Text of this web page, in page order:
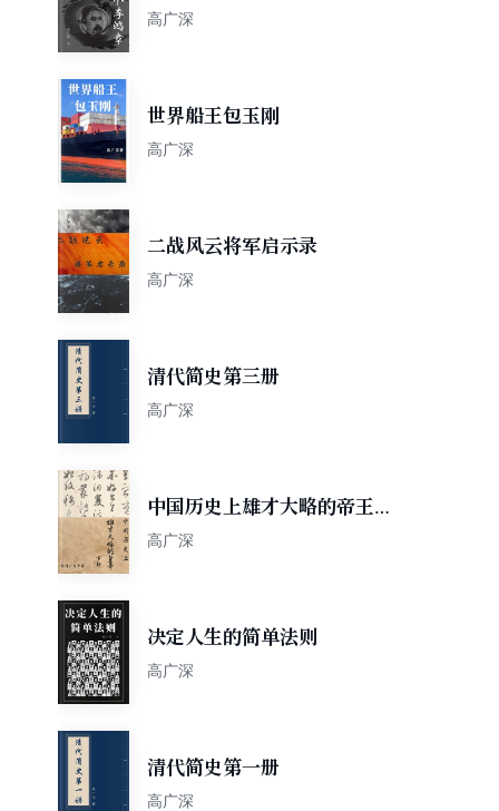
高广深
世界船王包玉刚
高广深
二战风云将军启示录
高广深
清代简史第三册
高广深
中国历史上雄才大略的帝王下
部
高广深
决定人生的简单法则
高广深
清代简史第一册
高广深